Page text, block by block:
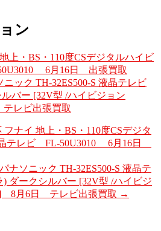
ン
上・BS・110度CSデジタルハイビ
6月16日 出張買取
ニック TH-32ES500-S 液晶テレビ
バー [32V型 /ハイビジョン
レビ出張買取
ナイ 地上・BS・110度CSデジタ
晶テレビ FL-50U3010 6月16日
ナソニック TH-32ES500-S 液晶テ
ダークシルバー [32V型 /ハイビジ
] 8月6日 テレビ出張買取 →